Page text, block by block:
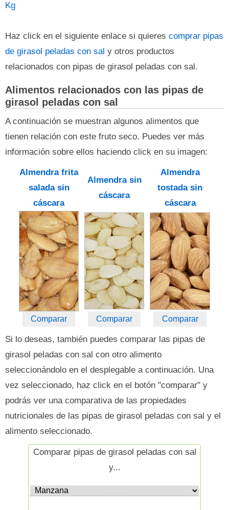
Kg
Haz click en el siguiente enlace si quieres comprar pipas
de girasol peladas con sal y otros productos
relacionados con pipas de girasol peladas con sal.
Alimentos relacionados con las pipas de
girasol peladas con sal
A continuación se muestran algunos alimentos que
tienen relación con este fruto seco. Puedes ver más
información sobre ellos haciendo click en su imagen:
Almendra frita
salada sin
cáscara
Almendra sin
cáscara
Almendra
tostada sin
cáscara
Comparar Comparar Comparar
Si lo deseas, también puedes comparar las pipas de
girasol peladas con sal con otro alimento
seleccionándolo en el desplegable a continuación. Una
vez seleccionado, haz click en el botón "comparar" y
podrás ver una comparativa de las propiedades
nutricionales de las pipas de girasol peladas con sal y el
alimento seleccionado.
Comparar pipas de girasol peladas con sal
y...